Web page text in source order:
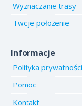
Wyznaczanie trasy
Twoje położenie
Informacje
Polityka prywatności
Pomoc
Kontakt